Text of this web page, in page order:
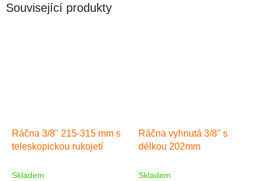
Související produkty
Ráčna 3/8" 215-315 mm s
teleskopickou rukojetí
Skladem
Ráčna vyhnutá 3/8" s
délkou 202mm
Skladem